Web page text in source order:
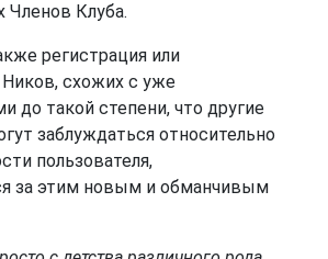
Членов Клуба.
регистрация или
Ников, схожих с уже
до такой степени, что другие
заблуждаться относительно
пользователя,
за этим новым и обманчивым